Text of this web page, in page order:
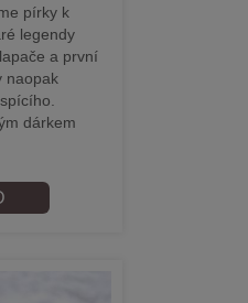
pírky k
legendy
a první
naopak
dárkem